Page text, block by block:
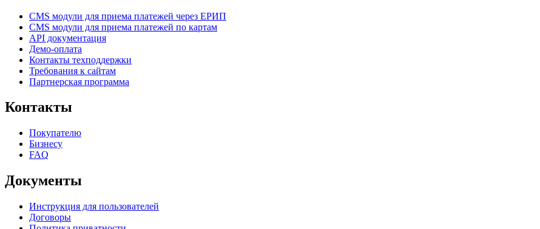
CMS модули для приема платежей через ЕРИП
CMS модули для приема платежей по картам
API документация
Демо-оплата
Контакты техподдержки
Требования к сайтам
Партнерская программа
Контакты
Покупателю
Бизнесу
FAQ
Документы
Инструкция для пользователей
Договоры